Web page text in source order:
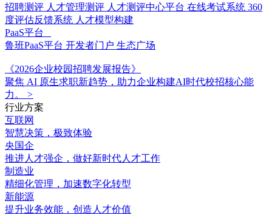
招聘测评 人才管理测评 人才测评中心平台 在线考试系统 360
度评估反馈系统 人才模型构建
PaaS平台
鲁班PaaS平台 开发者门户 生态广场
《2026企业校园招聘发展报告》
聚焦 AI 原生求职新趋势，助力企业构建AI时代校招核心能
力。
>
行业方案
互联网
智慧决策，极致体验
央国企
推进人才强企，做好新时代人才工作
制造业
精细化管理，加速数字化转型
新能源
提升业务效能，创造人才价值